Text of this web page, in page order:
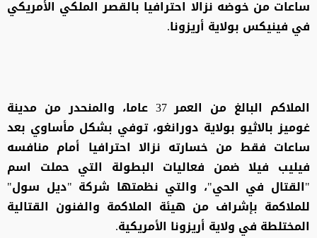
ساعات من خوضه نزالا احترافيا بالقصر الملكي الأمريكي
في فينيكس بولاية أريزونا.
الملاكم البالغ من العمر 37 عاما، والمنحدر من مدينة
غوميز بالاثيو بولاية دورانغو، توفي بشكل مأساوي بعد
ساعات فقط من خسارته نزالا احترافيا أمام منافسه
فيليب فيلا ضمن فعاليات البطولة التي حملت اسم
"القتال في الحي"، والتي نظمتها شركة "ديل سول"
للملاكمة بإشراف من هيئة الملاكمة والفنون القتالية
المختلطة في ولاية أريزونا الأمريكية.